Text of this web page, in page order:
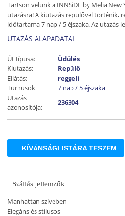
Tartson velünk a INNSiDE by Melia New
utazásra! A kiutazás repülővel történik, reggelis ellátással. Az utazás
időtartama 7 nap / 5 éjszaka. Az utazás
UTAZÁS ALAPADATAI
Út típusa:
Üdülés
Kiutazás:
Repülő
Ellátás:
reggeli
Turnusok:
7 nap / 5 éjszaka
Utazás
azonosítója:
236304
KÍVÁNSÁGLISTÁRA TESZEM
Szállás jellemzők
Manhattan szívében
Elegáns és stílusos